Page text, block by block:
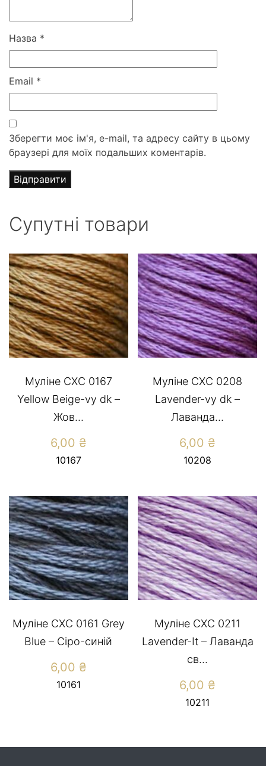
Назва *
Email *
Зберегти моє ім'я, e-mail, та адресу сайту в цьому
браузері для моїх подальших коментарів.
Супутні товари
Муліне СХС 0167
Yellow Beige-vy dk –
Жов...
6,00 ₴
10167
Муліне СХС 0208
Lavender-vy dk –
Лаванда...
6,00 ₴
10208
Муліне СХС 0161 Grey
Blue – Сіро-синій
6,00 ₴
10161
Муліне СХС 0211
Lavender-It – Лаванда
св...
6,00 ₴
10211